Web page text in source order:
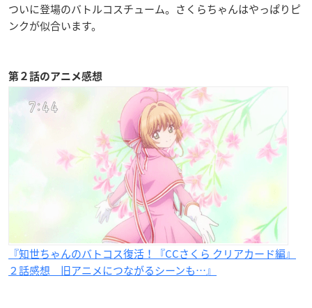
ついに登場のバトルコスチューム。さくらちゃんはやっぱりピ
ンクが似合います。
第２話のアニメ感想
『知世ちゃんのバトコス復活！『CCさくら クリアカード編』
２話感想 旧アニメにつながるシーンも…』